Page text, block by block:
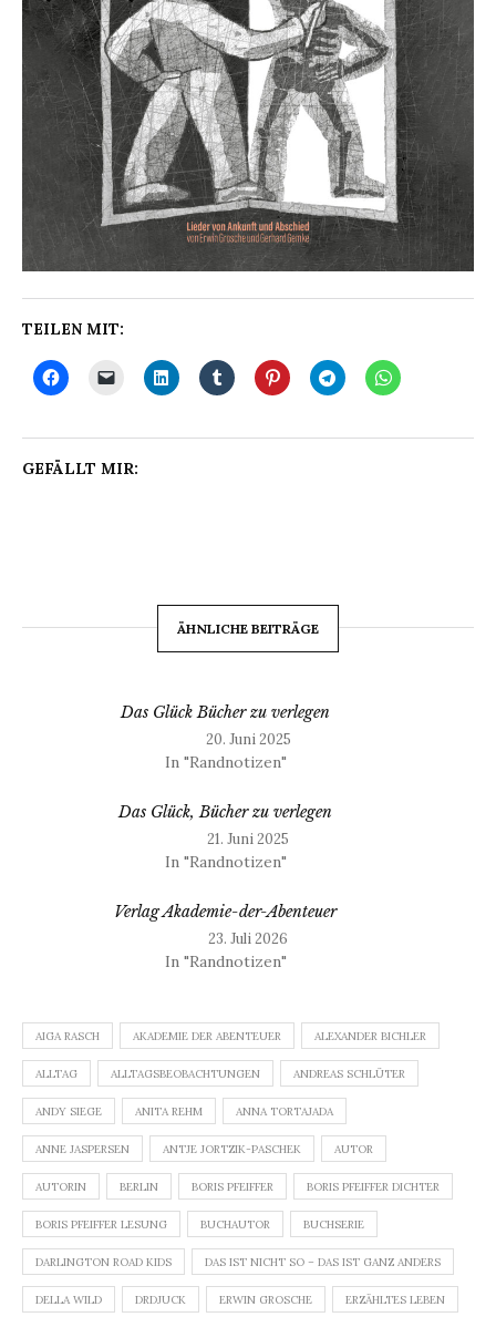
TEILEN MIT:
GEFÄLLT MIR:
ÄHNLICHE BEITRÄGE
Das Glück Bücher zu verlegen
20. Juni 2025
In "Randnotizen"
Das Glück, Bücher zu verlegen
21. Juni 2025
In "Randnotizen"
Verlag Akademie-der-Abenteuer
23. Juli 2026
In "Randnotizen"
AIGA RASCH AKADEMIE DER ABENTEUER ALEXANDER BICHLER
ALLTAG ALLTAGSBEOBACHTUNGEN ANDREAS SCHLÜTER
ANDY SIEGE ANITA REHM ANNA TORTAJADA
ANNE JASPERSEN ANTJE JORTZIK-PASCHEK AUTOR
AUTORIN BERLIN BORIS PFEIFFER BORIS PFEIFFER DICHTER
BORIS PFEIFFER LESUNG BUCHAUTOR BUCHSERIE
DARLINGTON ROAD KIDS DAS IST NICHT SO – DAS IST GANZ ANDERS
DELLA WILD DRDJUCK ERWIN GROSCHE ERZÄHLTES LEBEN